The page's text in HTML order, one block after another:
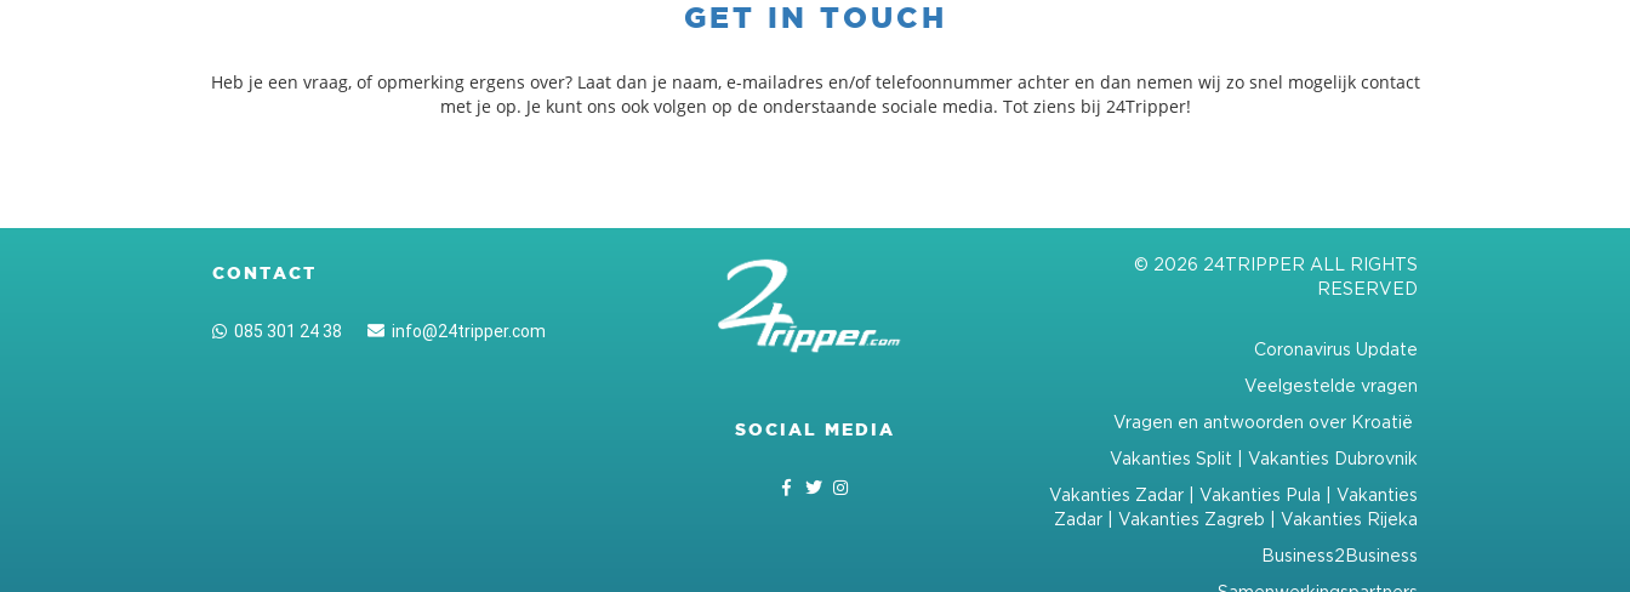
GET IN TOUCH
Heb je een vraag, of opmerking ergens over? Laat dan je naam, e-mailadres en/of telefoonnummer achter en dan nemen wij zo snel mogelijk contact
met je op. Je kunt ons ook volgen op de onderstaande sociale media. Tot ziens bij 24Tripper!
CONTACT
085 301 24 38 info@24tripper.com
SOCIAL MEDIA
© 2026 24TRIPPER ALL RIGHTS
RESERVED
Coronavirus Update
Veelgestelde vragen
Vragen en antwoorden over Kroatië
Vakanties Split
Vakanties Dubrovnik
Vakanties Zadar
Vakanties Pula
Vakanties
Zadar
Vakanties Zagreb
Vakanties Rijeka
Business2Business